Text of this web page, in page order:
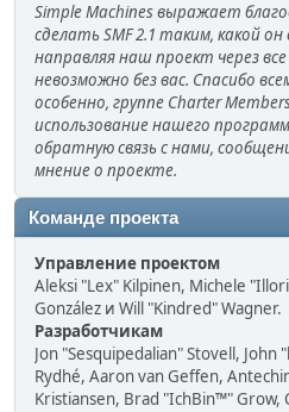
Simple Machines выражает
сделать SMF 2.1 таким, какой он
направляя наш проект через
невозможно без вас. Спасибо
особенно, группе Charter
использование нашего
обратную связь с нами,
мнение о проекте.
Команде проекта
Управление проектом
Aleksi "Lex" Kilpinen, Michele
González и Will "Kindred" Wagner.
Разработчикам
Jon "Sesquipedalian" Stovell, John
Rydhé, Aaron van Geffen,
Kristiansen, Brad "IchBin™" Grow,